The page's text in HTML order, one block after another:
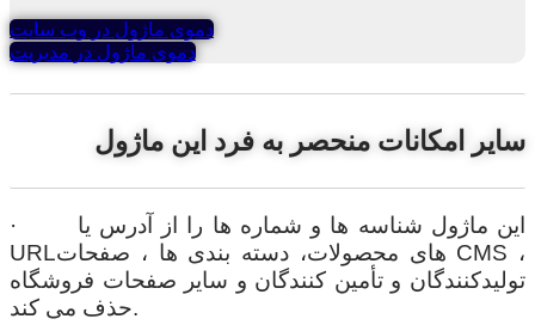
دموی ماژول در وب سایت
دموی ماژول در مدیریت
سایر امکانات منحصر به فرد این ماژول
· این ماژول شناسه ها و شماره ها را از آدرس یا
URLهای محصولات، دسته بندی ها ، صفحات CMS ،
تولیدکنندگان و تأمین کنندگان و سایر صفحات فروشگاه
حذف می کند.